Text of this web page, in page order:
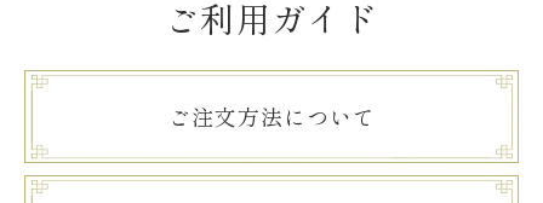
ご利用ガイド
ご注文方法について